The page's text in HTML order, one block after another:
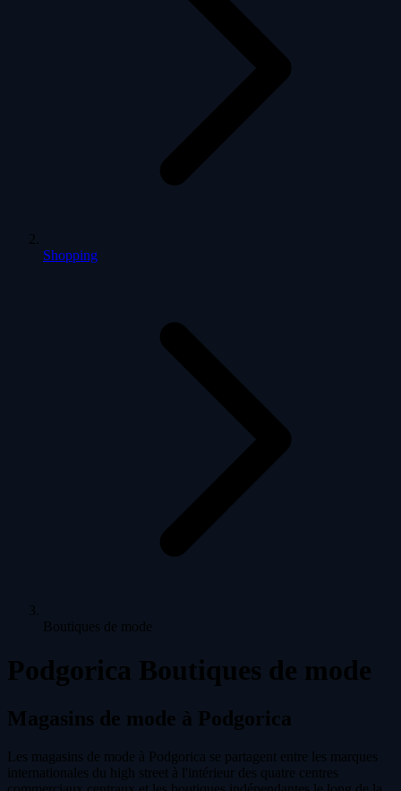
Shopping
Boutiques de mode
Podgorica Boutiques de mode
Magasins de mode à Podgorica
Les magasins de mode à Podgorica se partagent entre les marques
internationales du high street à l'intérieur des quatre centres